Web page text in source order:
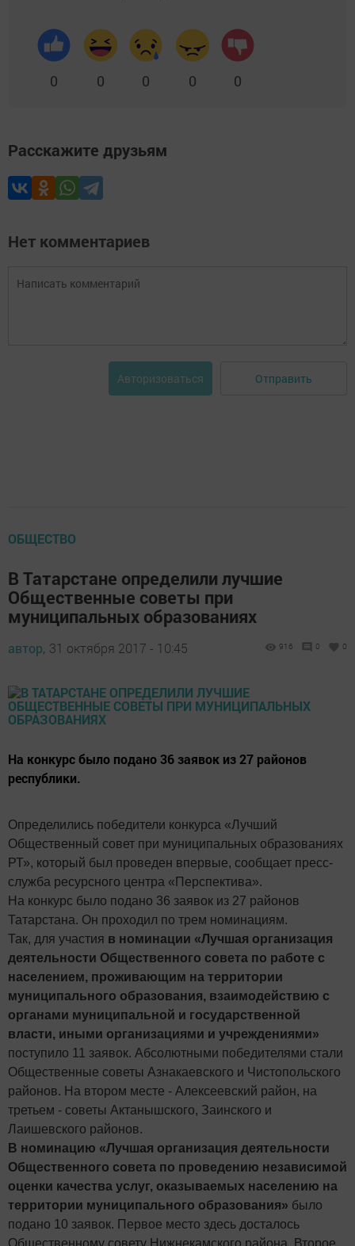
0 0 0 0 0
Расскажите друзьям
Нет комментариев
Авторизоваться Отправить
ОБЩЕСТВО
В Татарстане определили лучшие
Общественные советы при
муниципальных образованиях
автор, 31 октября 2017 - 10:45 916 0 0
На конкурс было подано 36 заявок из 27 районов
республики.
Определились победители конкурса «Лучший
Общественный совет при муниципальных образованиях
РТ», который был проведен впервые, сообщает пресс-
служба ресурсного центра «Перспектива».
На конкурс было подано 36 заявок из 27 районов
Татарстана. Он проходил по трем номинациям.
Так, для участия в номинации «Лучшая организация
деятельности Общественного совета по работе с
населением, проживающим на территории
муниципального образования, взаимодействию с
органами муниципальной и государственной
власти, иными организациями и учреждениями»
поступило 11 заявок. Абсолютными победителями стали
Общественные советы Азнакаевского и Чистопольского
районов. На втором месте - Алексеевский район, на
третьем - советы Актанышского, Заинского и
Лаишевского районов.
В номинацию «Лучшая организация деятельности
Общественного совета по проведению независимой
оценки качества услуг, оказываемых населению на
территории муниципального образования» было
подано 10 заявок. Первое место здесь досталось
Общественному совету Нижнекамского района. Второе